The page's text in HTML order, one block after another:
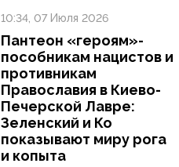
10:34, 07 Июля 2026
Пантеон «героям»-
пособникам нацистов и
противникам
Православия в Киево-
Печерской Лавре:
Зеленский и Ко
показывают миру рога
и копыта